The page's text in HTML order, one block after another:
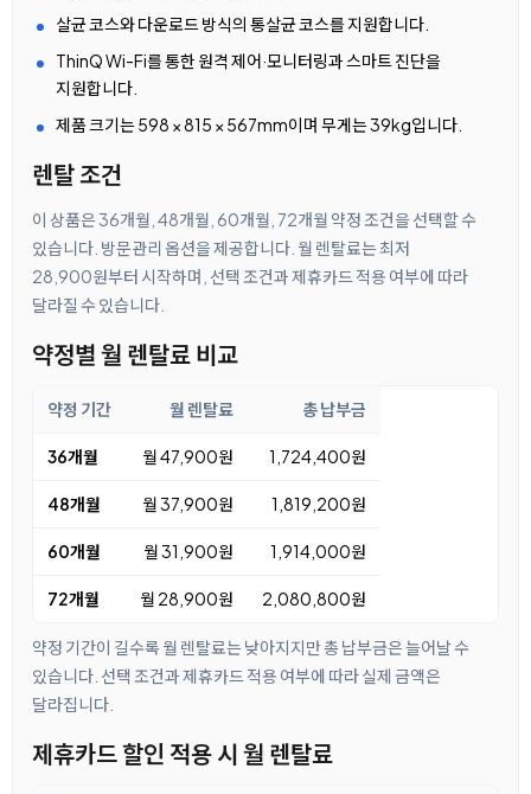
살균 코스와 다운로드 방식의 통살균 코스를 지원합니다.
ThinQ Wi-Fi를 통한 원격 제어·모니터링과 스마트 진단을
지원합니다.
제품 크기는 598 × 815 × 567mm이며 무게는 39kg입니다.
렌탈 조건
이 상품은 36개월, 48개월, 60개월, 72개월 약정 조건을 선택할 수
있습니다. 방문관리 옵션을 제공합니다. 월 렌탈료는 최저
28,900원부터 시작하며, 선택 조건과 제휴카드 적용 여부에 따라
달라질 수 있습니다.
약정별 월 렌탈료 비교
약정 기간 월 렌탈료 총 납부금
36개월 월 47,900원 1,724,400원
48개월 월 37,900원 1,819,200원
60개월 월 31,900원 1,914,000원
72개월 월 28,900원 2,080,800원
약정 기간이 길수록 월 렌탈료는 낮아지지만 총 납부금은 늘어날 수
있습니다. 선택 조건과 제휴카드 적용 여부에 따라 실제 금액은
달라집니다.
제휴카드 할인 적용 시 월 렌탈료